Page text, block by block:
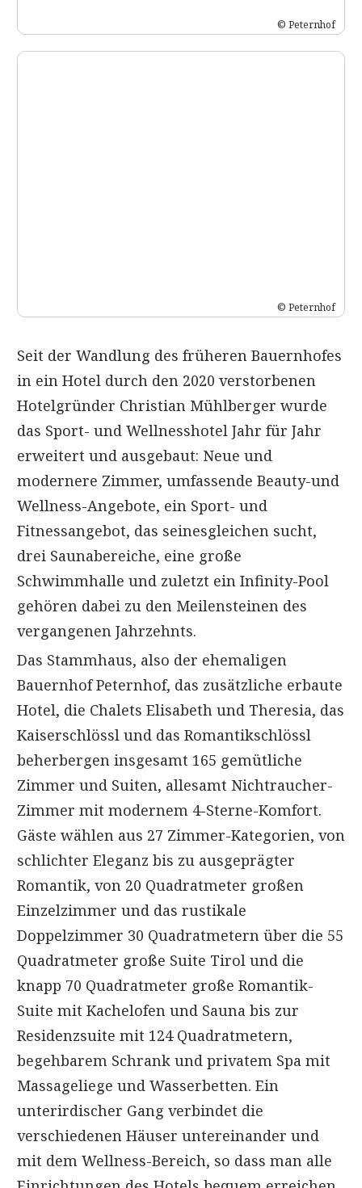
© Peternhof
© Peternhof
Seit der Wandlung des früheren Bauernhofes
in ein Hotel durch den 2020 verstorbenen
Hotelgründer Christian Mühlberger wurde
das Sport- und Wellnesshotel Jahr für Jahr
erweitert und ausgebaut: Neue und
modernere Zimmer, umfassende Beauty-und
Wellness-Angebote, ein Sport- und
Fitnessangebot, das seinesgleichen sucht,
drei Saunabereiche, eine große
Schwimmhalle und zuletzt ein Infinity-Pool
gehören dabei zu den Meilensteinen des
vergangenen Jahrzehnts.
Das Stammhaus, also der ehemaligen
Bauernhof Peternhof, das zusätzliche erbaute
Hotel, die Chalets Elisabeth und Theresia, das
Kaiserschlössl und das Romantikschlössl
beherbergen insgesamt 165 gemütliche
Zimmer und Suiten, allesamt Nichtraucher-
Zimmer mit modernem 4-Sterne-Komfort.
Gäste wählen aus 27 Zimmer-Kategorien, von
schlichter Eleganz bis zu ausgeprägter
Romantik, von 20 Quadratmeter großen
Einzelzimmer und das rustikale
Doppelzimmer 30 Quadratmetern über die 55
Quadratmeter große Suite Tirol und die
knapp 70 Quadratmeter große Romantik-
Suite mit Kachelofen und Sauna bis zur
Residenzsuite mit 124 Quadratmetern,
begehbarem Schrank und privatem Spa mit
Massageliege und Wasserbetten. Ein
unterirdischer Gang verbindet die
verschiedenen Häuser untereinander und
mit dem Wellness-Bereich, so dass man alle